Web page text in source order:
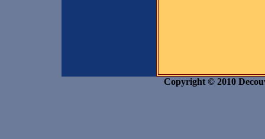
Copyright © 2010